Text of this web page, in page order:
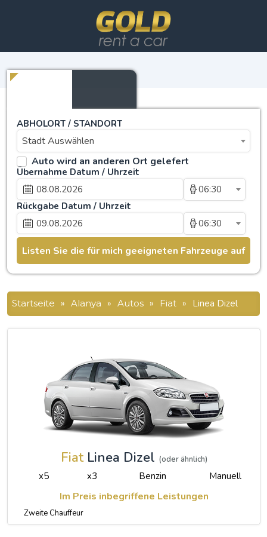
ABHOLORT / STANDORT
Stadt Auswählen
Auto wird an anderen Ort gelefert
Übernahme Datum / Uhrzeit
06:30
Rückgabe Datum / Uhrzeit
06:30
Startseite » Alanya » Autos » Fiat » Linea Dizel
FiatLinea Dizel (oder ähnlich)
x5 x3 Benzin Manuell
Im Preis inbegriffene Leistungen
Zweite Chauffeur